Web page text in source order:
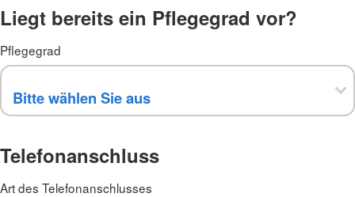
Liegt bereits ein Pflegegrad vor?
Pflegegrad
Telefonanschluss
Art des Telefonanschlusses